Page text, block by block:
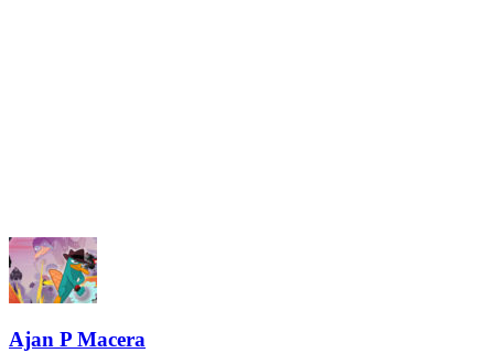
Ajan P Macera